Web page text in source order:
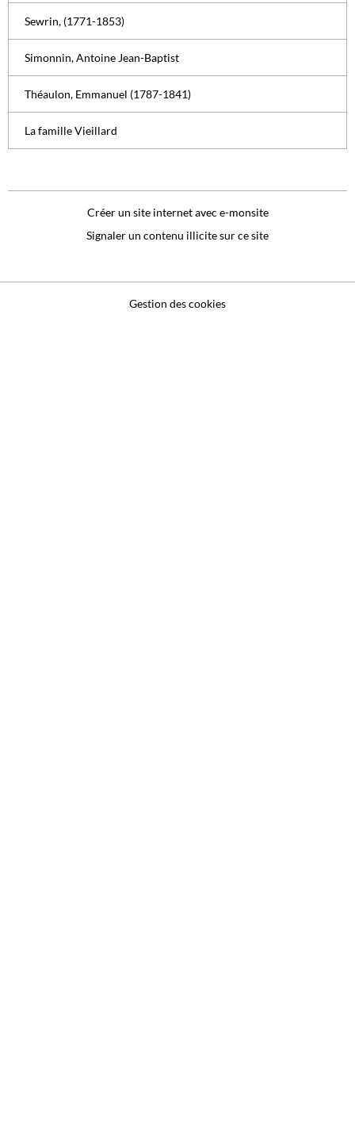
Sewrin, (1771-1853)
Simonnin, Antoine Jean-Baptist
Théaulon, Emmanuel (1787-1841)
La famille Vieillard
Créer un site internet avec e-monsite
Signaler un contenu illicite sur ce site
Gestion des cookies